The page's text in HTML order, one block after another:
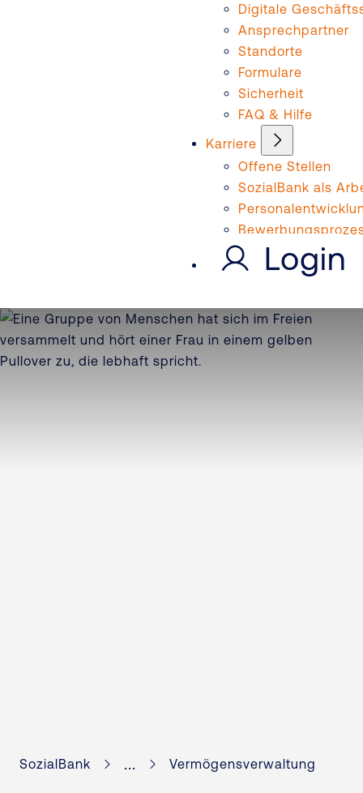
Digitale
Ansprechpartner
Standorte
Formulare
Sicherheit
FAQ & Hilfe
Karriere
Offene Stellen
SozialBank als
Login
SozialBank ... Vermögensverwaltung